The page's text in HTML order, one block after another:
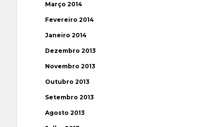
Março 2014
Fevereiro 2014
Janeiro 2014
Dezembro 2013
Novembro 2013
Outubro 2013
Setembro 2013
Agosto 2013